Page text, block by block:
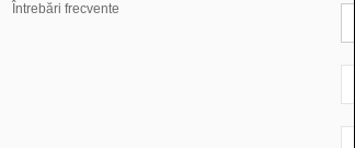
Întrebări frecvente